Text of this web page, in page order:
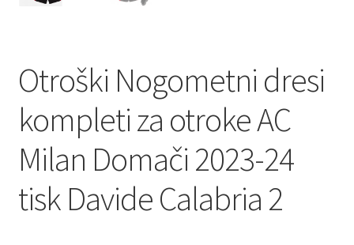
Otroški Nogometni dresi
kompleti za otroke AC
Milan Domači 2023-24
tisk Davide Calabria 2